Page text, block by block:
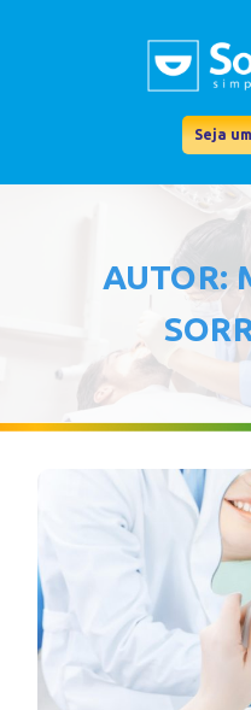
Seja
AUTOR: